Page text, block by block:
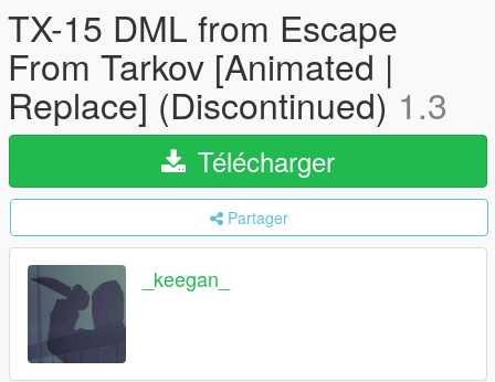
TX-15 DML from Escape
From Tarkov [Animated |
Replace] (Discontinued)1.3
Télécharger
Partager
_keegan_